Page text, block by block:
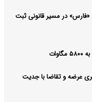
تومانی «فارس» در مسیر قانونی ثبت
عرضه و تقاضا با جدیت